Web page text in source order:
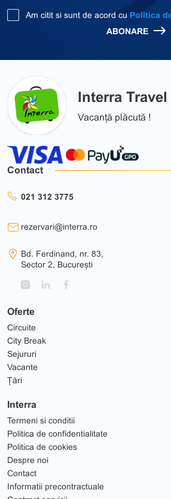
Am citit si sunt de acord cu Politica
ABONARE
Interra Travel
Vacanță plăcută !
Oferte
Circuite
City Break
Sejururi
Vacante
Țări
Interra
Termeni si conditii
Politica de confidentialitate
Politica de cookies
Despre noi
Contact
Informatii precontractuale
Contact
021 312 3775
rezervari@interra.ro
Bd. Ferdinand, nr. 83,
Sector 2, București